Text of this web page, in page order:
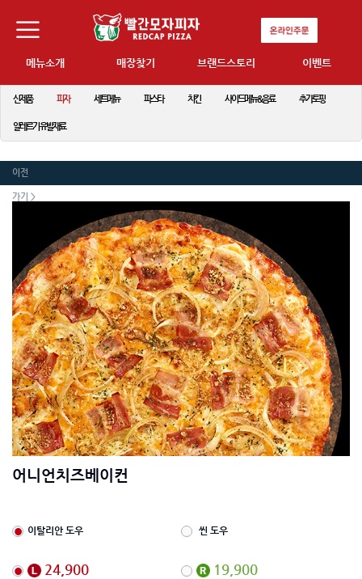
메뉴소개
신제품 피자 세트메뉴 파스타 치킨 사이드메뉴&음료 추가토핑
알레르기 유발재료
매장찾기 브랜드스토리 이벤트
이전
가기 >
어니언치즈베이컨
이탈리안 도우 씬 도우
24,900 19,900